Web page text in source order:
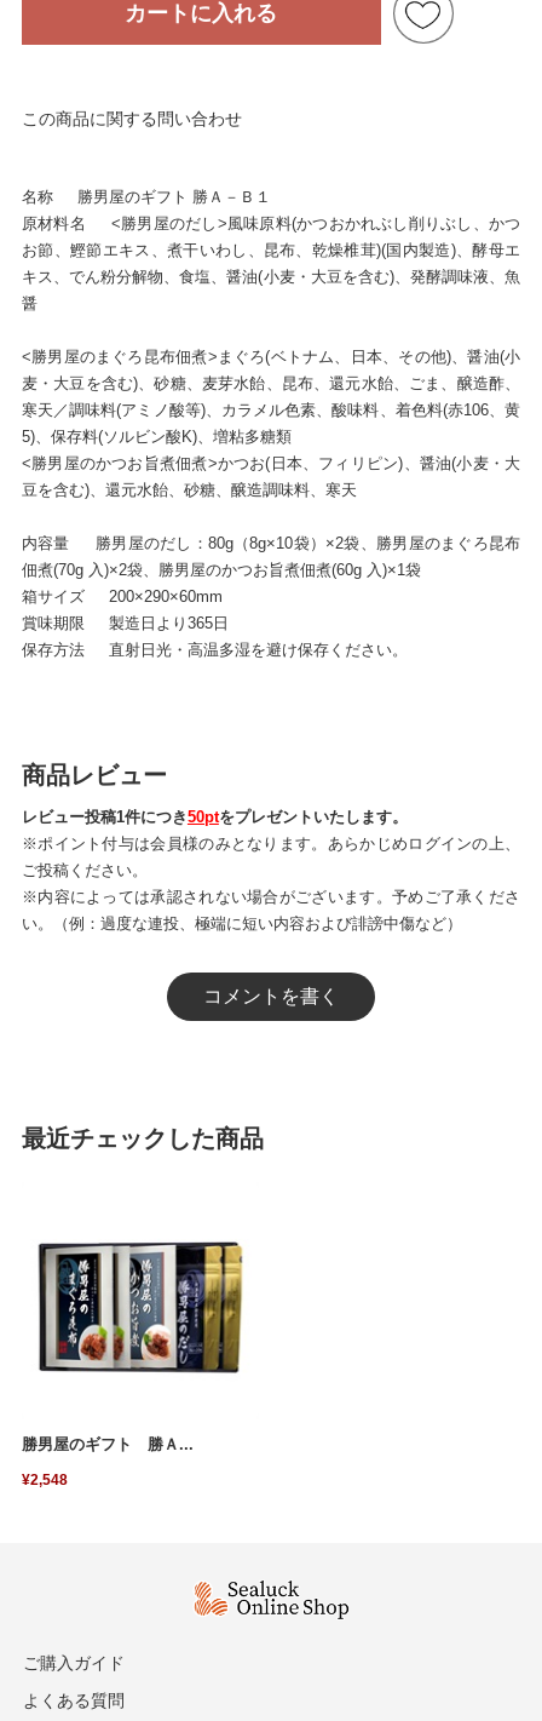
カートに入れる
この商品に関する問い合わせ
名称 勝男屋のギフト 勝Ａ－Ｂ１
原材料名 <勝男屋のだし>風味原料(かつおかれぶし削りぶし、かつ
お節、鰹節エキス、煮干いわし、昆布、乾燥椎茸)(国内製造)、酵母エ
キス、でん粉分解物、食塩、醤油(小麦・大豆を含む)、発酵調味液、魚
醤
<勝男屋のまぐろ昆布佃煮>まぐろ(ベトナム、日本、その他)、醤油(小
麦・大豆を含む)、砂糖、麦芽水飴、昆布、還元水飴、ごま、醸造酢、
寒天／調味料(アミノ酸等)、カラメル色素、酸味料、着色料(赤106、黄
5)、保存料(ソルビン酸K)、増粘多糖類
<勝男屋のかつお旨煮佃煮>かつお(日本、フィリピン)、醤油(小麦・大
豆を含む)、還元水飴、砂糖、醸造調味料、寒天
内容量 勝男屋のだし：80g（8g×10袋）×2袋、勝男屋のまぐろ昆布
佃煮(70g 入)×2袋、勝男屋のかつお旨煮佃煮(60g 入)×1袋
箱サイズ 200×290×60mm
賞味期限 製造日より365日
保存方法 直射日光・高温多湿を避け保存ください。
商品レビュー
レビュー投稿1件につき50ptをプレゼントいたします。
※ポイント付与は会員様のみとなります。あらかじめログインの上、
ご投稿ください。
※内容によっては承認されない場合がございます。予めご了承くださ
い。（例：過度な連投、極端に短い内容および誹謗中傷など）
コメントを書く
最近チェックした商品
勝男屋のギフト 勝Ａ...
¥2,548
ご購入ガイド
よくある質問